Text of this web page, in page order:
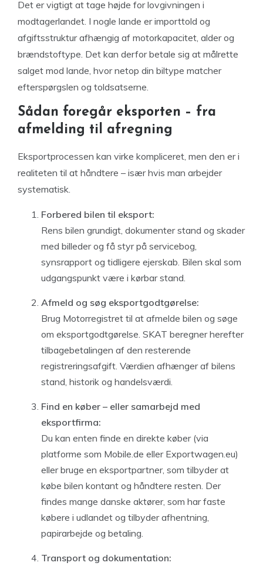
Det er vigtigt at tage højde for lovgivningen i
modtagerlandet. I nogle lande er importtold og
afgiftsstruktur afhængig af motorkapacitet, alder og
brændstoftype. Det kan derfor betale sig at målrette
salget mod lande, hvor netop din biltype matcher
efterspørgslen og toldsatserne.
Sådan foregår eksporten – fra
afmelding til afregning
Eksportprocessen kan virke kompliceret, men den er i
realiteten til at håndtere – især hvis man arbejder
systematisk.
Forbered bilen til eksport:
Rens bilen grundigt, dokumenter stand og skader
med billeder og få styr på servicebog,
synsrapport og tidligere ejerskab. Bilen skal som
udgangspunkt være i kørbar stand.
Afmeld og søg eksportgodtgørelse:
Brug Motorregistret til at afmelde bilen og søge
om eksportgodtgørelse. SKAT beregner herefter
tilbagebetalingen af den resterende
registreringsafgift. Værdien afhænger af bilens
stand, historik og handelsværdi.
Find en køber – eller samarbejd med
eksportfirma:
Du kan enten finde en direkte køber (via
platforme som Mobile.de eller Exportwagen.eu)
eller bruge en eksportpartner, som tilbyder at
købe bilen kontant og håndtere resten. Der
findes mange danske aktører, som har faste
købere i udlandet og tilbyder afhentning,
papirarbejde og betaling.
Transport og dokumentation: